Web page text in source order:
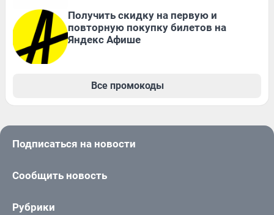
Получить скидку на первую и
повторную покупку билетов на
Яндекс Афише
Все промокоды
Подписаться на новости
Сообщить новость
Рубрики